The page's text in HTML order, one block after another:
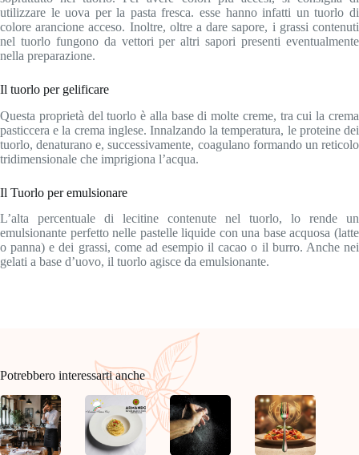
utilizzare le uova per la pasta fresca. esse hanno infatti un tuorlo di
colore arancione acceso. Inoltre, oltre a dare sapore, i grassi contenuti
nel tuorlo fungono da vettori per altri sapori presenti eventualmente
nella preparazione.
Il tuorlo per gelificare
Questa proprietà del tuorlo è alla base di molte creme, tra cui la crema
pasticcera e la crema inglese. Innalzando la temperatura, le proteine dei
tuorlo, denaturano e, successivamente, coagulano formando un reticolo
tridimensionale che imprigiona l’acqua.
Il Tuorlo per emulsionare
L’alta percentuale di lecitine contenute nel tuorlo, lo rende un
emulsionante perfetto nelle pastelle liquide con una base acquosa (latte
o panna) e dei grassi, come ad esempio il cacao o il burro. Anche nei
gelati a base d’uovo, il tuorlo agisce da emulsionante.
Potrebbero interessarti anche